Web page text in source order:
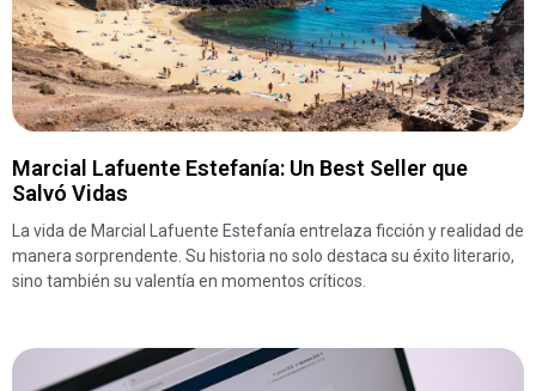
Marcial Lafuente Estefanía: Un Best Seller que
Salvó Vidas
La vida de Marcial Lafuente Estefanía entrelaza ficción y realidad de
manera sorprendente. Su historia no solo destaca su éxito literario,
sino también su valentía en momentos críticos.